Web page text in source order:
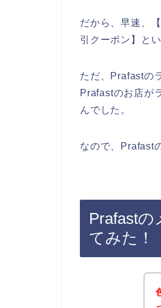
だから、早速、
引クーポン】と
ただ、Prafastの
Prafastのお店が
んでした。
なので、Prafast
Prafast
てみた！